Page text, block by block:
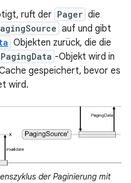
ruft der Pager die
auf und gibt
Objekten zurück, die die
PagingData -Objekt wird in
gespeichert, bevor es
wird.
der Paginierung mit